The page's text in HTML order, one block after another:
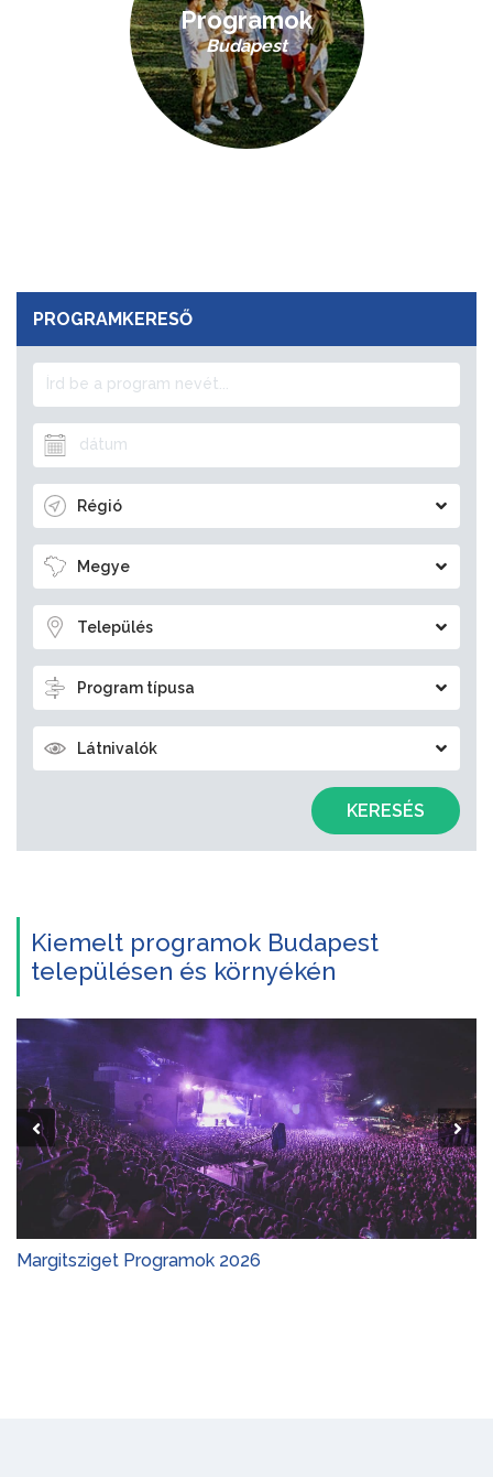
Programok
Budapest
PROGRAMKERESŐ
Régió
Megye
Település
Program típusa
Látnivalók
KERESÉS
Kiemelt programok Budapest
településen és környékén
Margitsziget Programok 2026